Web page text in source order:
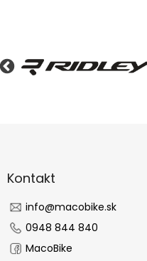
äKontakt
info@macobike.sk
0948 844 840
MacoBike